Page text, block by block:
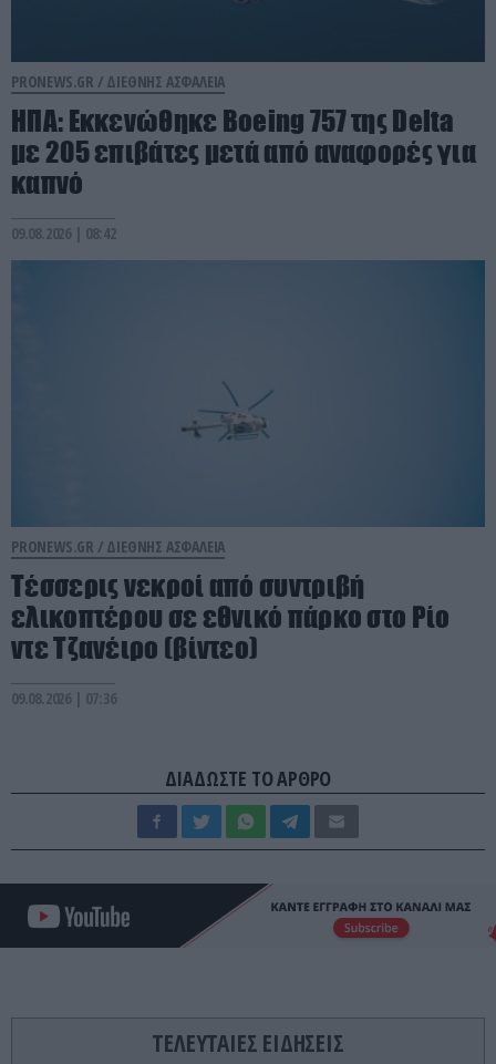
PRONEWS.GR / ΔΙΕΘΝΗΣ ΑΣΦΑΛΕΙΑ
ΗΠΑ: Εκκενώθηκε Boeing 757 της Delta
με 205 επιβάτες μετά από αναφορές για
καπνό
09.08.2026 | 08:42
PRONEWS.GR / ΔΙΕΘΝΗΣ ΑΣΦΑΛΕΙΑ
Τέσσερις νεκροί από συντριβή
ελικοπτέρου σε εθνικό πάρκο στο Ρίο
ντε Τζανέιρο (βίντεο)
09.08.2026 | 07:36
ΔΙΑΔΩΣΤΕ ΤΟ ΑΡΘΡΟ
ΤΕΛΕΥΤΑΙΕΣ ΕΙΔΗΣΕΙΣ